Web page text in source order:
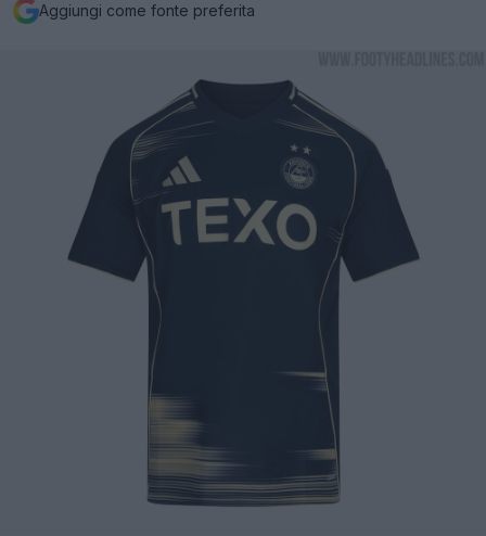
Aggiungi come fonte preferita